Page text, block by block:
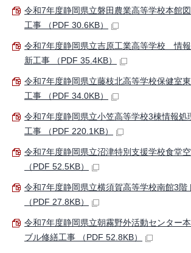
令和7年度静岡県立磐田農業高等学校本館
工事 （PDF 30.6KB）
令和7年度静岡県立吉原工業高等学校 情
新工事 （PDF 35.4KB）
令和7年度静岡県立藤枝北高等学校保健室
工事 （PDF 34.0KB）
令和7年度静岡県立小笠高等学校3棟情報処
工事 （PDF 220.1KB）
令和7年度静岡県立沼津特別支援学校食堂
（PDF 52.5KB）
令和7年度静岡県立横須賀高等学校南館3階
（PDF 27.8KB）
令和7年度静岡県立朝霧野外活動センター
ブル修繕工事 （PDF 52.8KB）